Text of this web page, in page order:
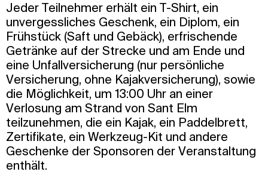
Jeder Teilnehmer erhält ein T-Shirt, ein
unvergessliches Geschenk, ein Diplom, ein
Frühstück (Saft und Gebäck), erfrischende
Getränke auf der Strecke und am Ende und
eine Unfallversicherung (nur persönliche
Versicherung, ohne Kajakversicherung), sowie
die Möglichkeit, um 13:00 Uhr an einer
Verlosung am Strand von Sant Elm
teilzunehmen, die ein Kajak, ein Paddelbrett,
Zertifikate, ein Werkzeug-Kit und andere
Geschenke der Sponsoren der Veranstaltung
enthält.